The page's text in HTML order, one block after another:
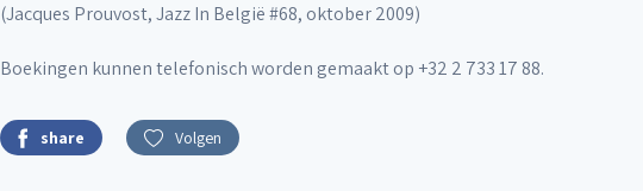
(Jacques Prouvost, Jazz In België #68, oktober 2009)
Boekingen kunnen telefonisch worden gemaakt op +32 2 733 17 88.
share Volgen